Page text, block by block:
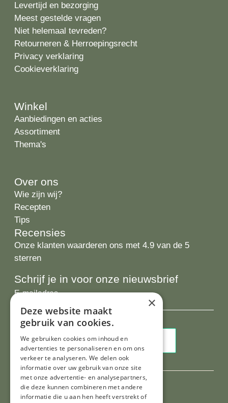
Levertijd en bezorging
Meest gestelde vragen
Niet helemaal tevreden?
Retourneren & Herroepingsrecht
Privacy verklaring
Cookieverklaring
Winkel
Aanbiedingen en acties
Assortiment
Thema's
Over ons
Wie zijn wij?
Recepten
Tips
Recensies
Onze klanten waarderen ons met 4.9 van de 5
sterren
Schrijf je in voor onze nieuwsbrief
E-
×
Deze website maakt
gebruik van cookies.
We gebruiken cookies om inhoud en
advertenties te personaliseren en om ons
verkeer te analyseren. We delen ook
informatie over uw gebruik van onze site
met onze advertentie- en analysepartners,
die deze kunnen combineren met andere
informatie die u aan hen heeft verstrekt of